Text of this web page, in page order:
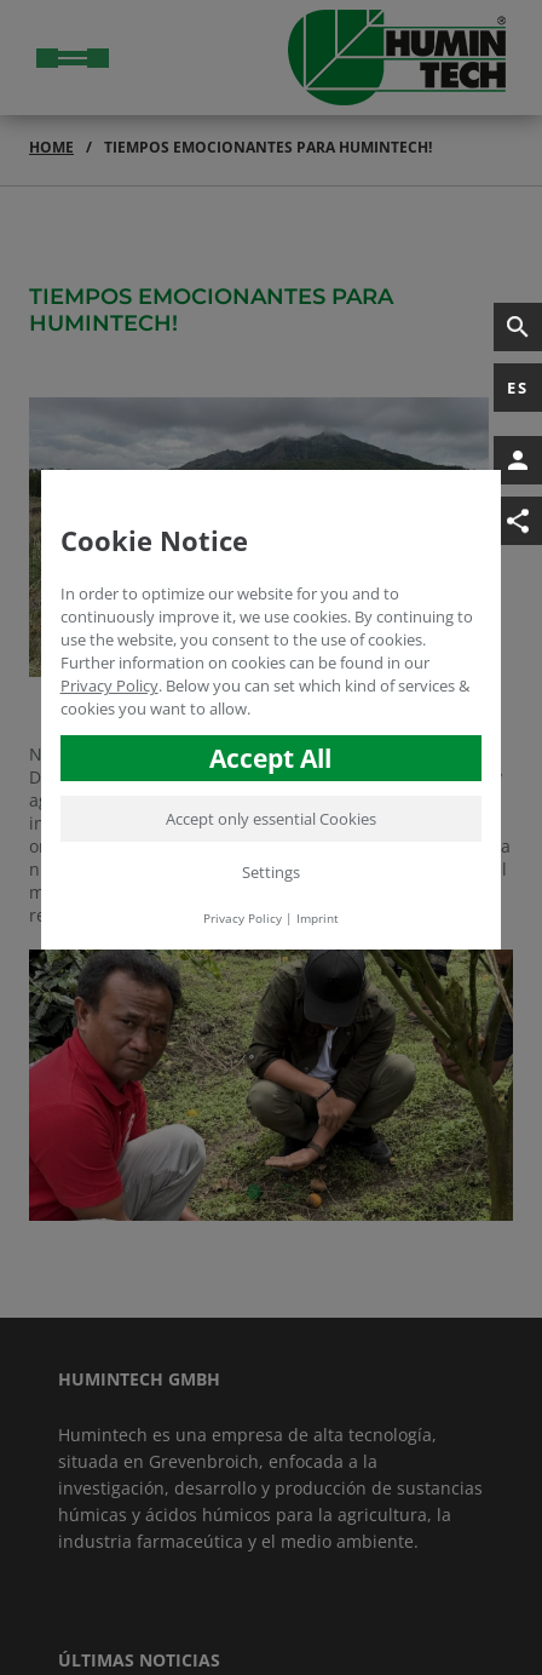
ES
HOME TIEMPOS EMOCIONANTES PARA HUMINTECH!
TIEMPOS EMOCIONANTES PARA
HUMINTECH!
Nuestro Director Técnico y de Ventas, el Dr. Yasser
Dergham, estuvo en Indonesia junto con nuestros socios y
agricultores locales para presentar nuestras soluciones
innovadoras para una agricultura sostenible. Estamos
orgullosos de llevar nuestras tecnologías y conocimientos a
nuevos continentes, apoyando a los agricultores de todo el
mundo con soluciones inteligentes, eficientes y
respetuosas con el medio ambiente.
HUMINTECH GMBH
Humintech es una empresa de alta tecnología,
situada en Grevenbroich, enfocada a la
investigación, desarrollo y producción de sustancias
húmicas y ácidos húmicos para la agricultura, la
industria farmaceútica y el medio ambiente.
ÚLTIMAS NOTICIAS
Cookie Notice
In order to optimize our website for you and to
continuously improve it, we use cookies. By continuing to
use the website, you consent to the use of cookies.
Further information on cookies can be found in our
Privacy Policy. Below you can set which kind of services &
cookies you want to allow.
Accept All
Accept only essential Cookies
Settings
Privacy Policy| Imprint